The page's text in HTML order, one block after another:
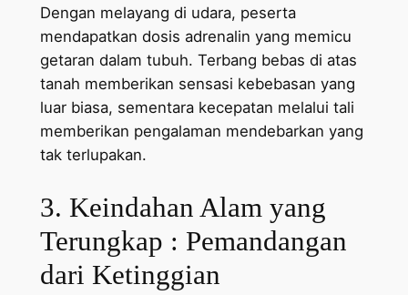
Dengan melayang di udara, peserta
mendapatkan dosis adrenalin yang memicu
getaran dalam tubuh. Terbang bebas di atas
tanah memberikan sensasi kebebasan yang
luar biasa, sementara kecepatan melalui tali
memberikan pengalaman mendebarkan yang
tak terlupakan.
3. Keindahan Alam yang
Terungkap : Pemandangan
dari Ketinggian